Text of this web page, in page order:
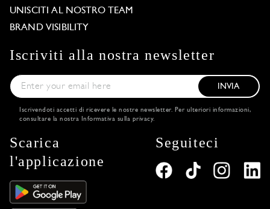
UNISCITI AL NOSTRO TEAM
BRAND VISIBILITY
Iscriviti alla nostra newsletter
INVIA
Iscrivendoti accetti di ricevere le nostre newsletter. Per ulteriori informazioni,
consultare la nostra
Informativa sulla privacy.
Scarica
l'applicazione
Seguiteci